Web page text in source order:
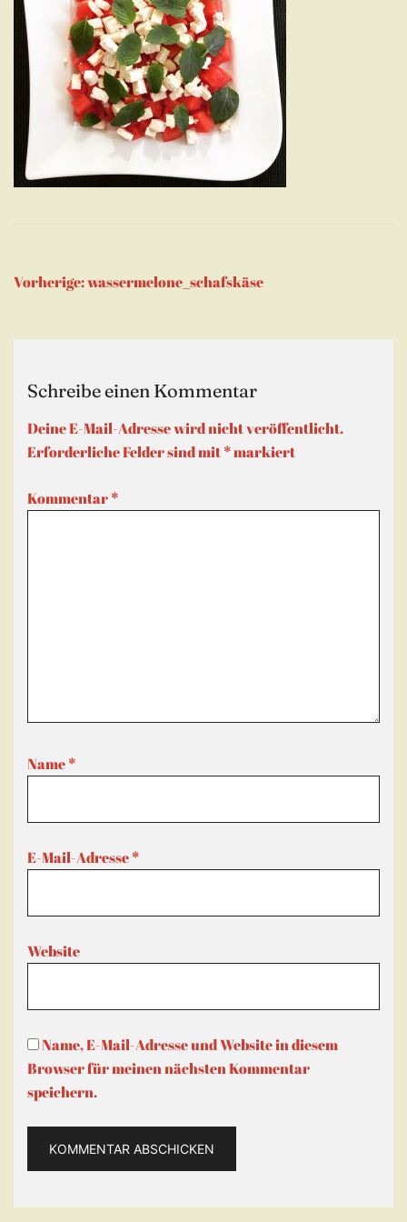
Beitragsnavigation
Vorherige:wassermelone_schafskäse
Schreibe einen Kommentar
Deine E-Mail-Adresse wird nicht veröffentlicht.
Erforderliche Felder sind mit*markiert
Kommentar*
Name*
E-Mail-Adresse*
Website
Name, E-Mail-Adresse und Website in diesem
Browser für meinen nächsten Kommentar
speichern.